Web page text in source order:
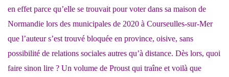
en effet parce qu’elle se trouvait pour voter dans sa maison de
Normandie lors des municipales de 2020 à Courseulles-sur-Mer
que l’auteur s’est trouvé bloquée en province, oisive, sans
possibilité de relations sociales autres qu’à distance. Dès lors, quoi
faire sinon lire ? Un volume de Proust qui traîne et voilà que